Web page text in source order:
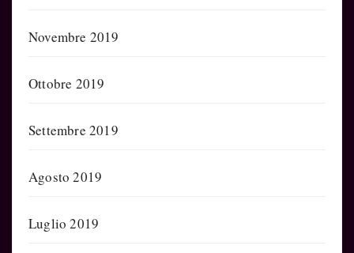
Novembre 2019
Ottobre 2019
Settembre 2019
Agosto 2019
Luglio 2019